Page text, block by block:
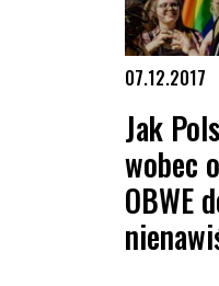
07.12.2017
Jak
wobec
OBWE